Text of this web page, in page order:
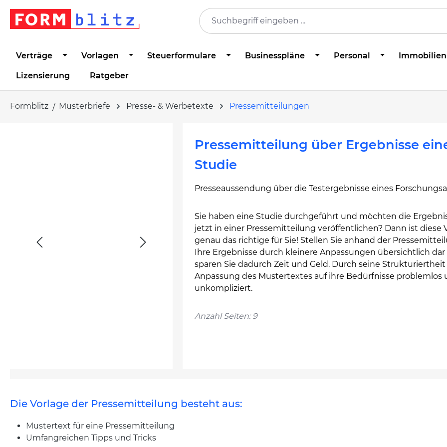
Zur Hauptnavigation springen
Verträge Vorlagen Steuerformulare Businesspläne Personal Immobilien
Lizensierung Ratgeber
Formblitz Musterbriefe Presse- & Werbetexte Pressemitteilungen
Pressemitteilung über Ergebnisse
Studie
Presseaussendung über die Testergebnisse eines
Sie haben eine Studie durchgeführt und möchten die
jetzt in einer Pressemitteilung veröffentlichen? Dann ist diese
genau das richtige für Sie! Stellen Sie anhand der
Ihre Ergebnisse durch kleinere Anpassungen übersichtlich dar
sparen Sie dadurch Zeit und Geld. Durch seine Strukturiertheit
Anpassung des Mustertextes auf ihre Bedürfnisse problemlos
unkompliziert.
Anzahl Seiten: 9
Die Vorlage der Pressemitteilung besteht aus:
Mustertext für eine Pressemitteilung
Umfangreichen Tipps und Tricks